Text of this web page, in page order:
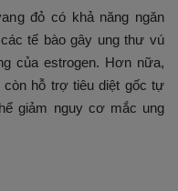
đỏ có khả năng ngăn
tế bào gây ung thư vú
của estrogen. Hơn nữa,
hỗ trợ tiêu diệt gốc tự
giảm nguy cơ mắc ung